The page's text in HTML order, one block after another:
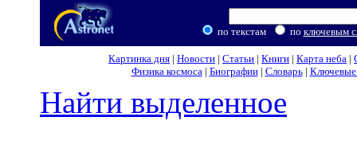
по текстам по ключевым
Картинка дня | Новости | Статьи | Книги | Карта неба |
Физика космоса| Биографии| Словарь| Ключевые
Найти выделенное